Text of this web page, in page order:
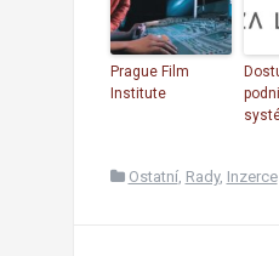
Prague Film
Institute
Ostatní, Rady, Inzerce